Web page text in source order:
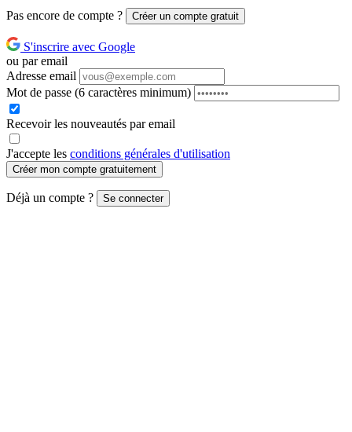
Pas encore de compte ? Créer un compte gratuit
S'inscrire avec Google
ou par email
Adresse email
Mot de passe (6 caractères minimum)
Recevoir les nouveautés par email
J'accepte les conditions générales d'utilisation
Créer mon compte gratuitement
Déjà un compte ? Se connecter